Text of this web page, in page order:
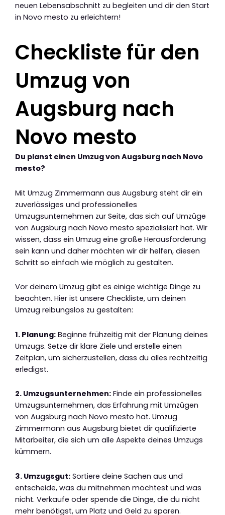
neuen Lebensabschnitt zu begleiten und dir den Start
in Novo mesto zu erleichtern!
Checkliste für den
Umzug von
Augsburg nach
Novo mesto
Du planst einen Umzug von Augsburg nach Novo
mesto?
Mit Umzug Zimmermann aus Augsburg steht dir ein
zuverlässiges und professionelles
Umzugsunternehmen zur Seite, das sich auf Umzüge
von Augsburg nach Novo mesto spezialisiert hat. Wir
wissen, dass ein Umzug eine große Herausforderung
sein kann und daher möchten wir dir helfen, diesen
Schritt so einfach wie möglich zu gestalten.
Vor deinem Umzug gibt es einige wichtige Dinge zu
beachten. Hier ist unsere Checkliste, um deinen
Umzug reibungslos zu gestalten:
1. Planung: Beginne frühzeitig mit der Planung deines
Umzugs. Setze dir klare Ziele und erstelle einen
Zeitplan, um sicherzustellen, dass du alles rechtzeitig
erledigst.
2. Umzugsunternehmen: Finde ein professionelles
Umzugsunternehmen, das Erfahrung mit Umzügen
von Augsburg nach Novo mesto hat. Umzug
Zimmermann aus Augsburg bietet dir qualifizierte
Mitarbeiter, die sich um alle Aspekte deines Umzugs
kümmern.
3. Umzugsgut: Sortiere deine Sachen aus und
entscheide, was du mitnehmen möchtest und was
nicht. Verkaufe oder spende die Dinge, die du nicht
mehr benötigst, um Platz und Geld zu sparen.